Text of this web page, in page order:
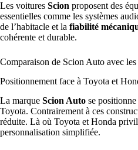
Les voitures Scion proposent des
essentielles comme les systèmes
de l’habitacle et la fiabilité
cohérente et durable.
Comparaison de Scion Auto avec
Positionnement face à Toyota et
La marque Scion Auto se
Toyota. Contrairement à ces
réduite. Là où Toyota et Honda
personnalisation simplifiée.